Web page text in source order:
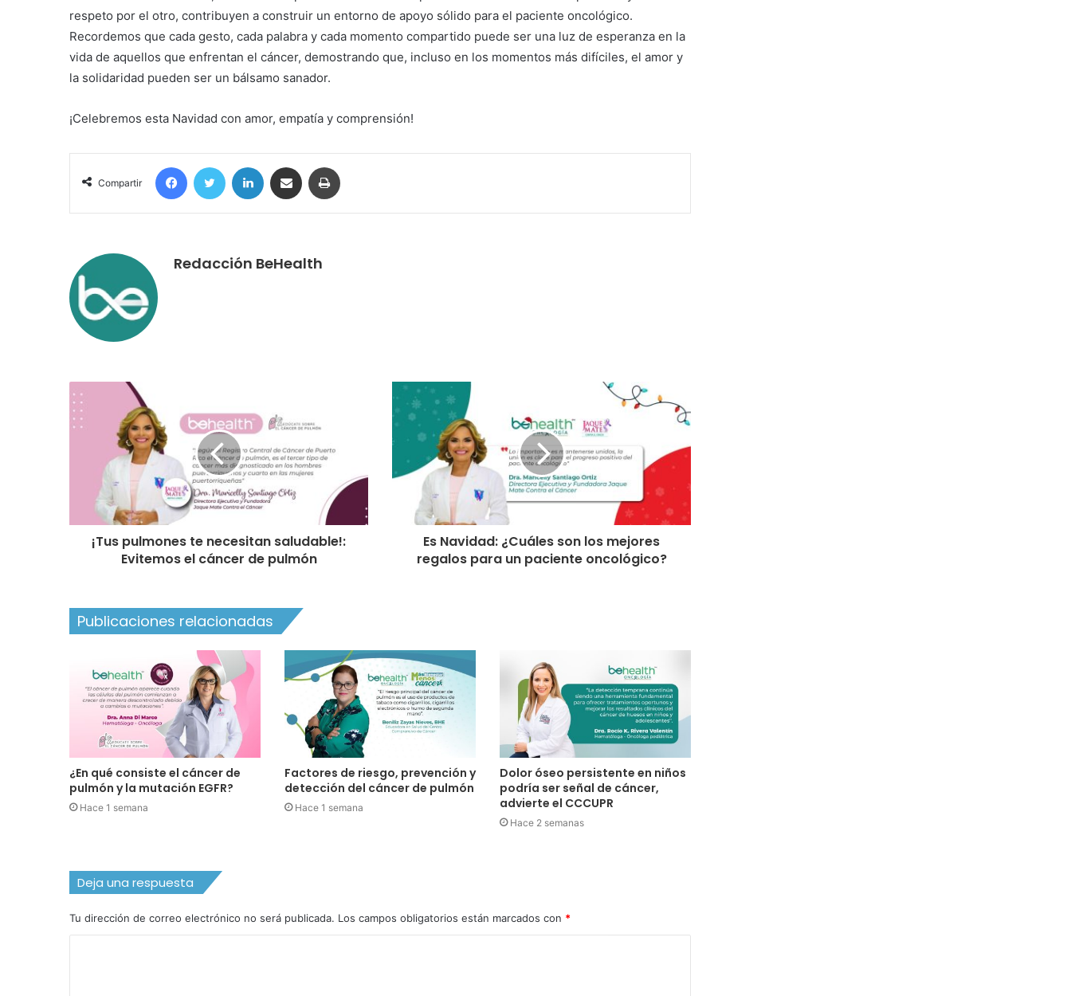
respeto por el otro, contribuyen a construir un entorno de apoyo sólido para el paciente oncológico.
Recordemos que cada gesto, cada palabra y cada momento compartido puede ser una luz de esperanza en la
vida de aquellos que enfrentan el cáncer, demostrando que, incluso en los momentos más difíciles, el amor y
la solidaridad pueden ser un bálsamo sanador.
¡Celebremos esta Navidad con amor, empatía y comprensión!
Compartir
Redacción BeHealth
¡Tus pulmones te necesitan saludable!:
Evitemos el cáncer de pulmón
Es Navidad: ¿Cuáles son los mejores
regalos para un paciente oncológico?
Publicaciones relacionadas
¿En qué consiste el cáncer de
pulmón y la mutación EGFR?
Hace 1 semana
Factores de riesgo, prevención y
detección del cáncer de pulmón
Hace 1 semana
Dolor óseo persistente en niños
podría ser señal de cáncer,
advierte el CCCUPR
Hace 2 semanas
Deja una respuesta
Tu dirección de correo electrónico no será publicada. Los campos obligatorios están marcados con *